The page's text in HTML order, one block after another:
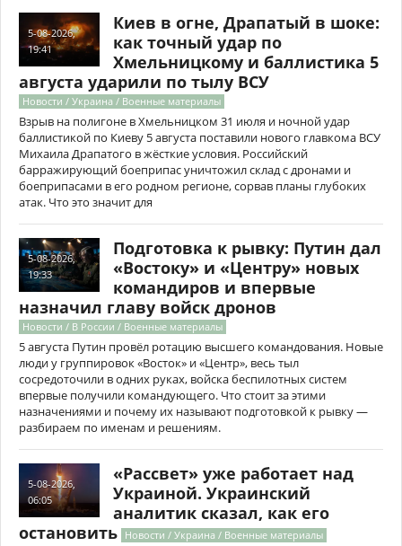
5-08-2026,
19:41
Киев в огне, Драпатый в шоке:
как точный удар по
Хмельницкому и баллистика 5
августа ударили по тылу ВСУ
Новости / Украина / Военные материалы
Взрыв на полигоне в Хмельницком 31 июля и ночной удар
баллистикой по Киеву 5 августа поставили нового главкома ВСУ
Михаила Драпатого в жёсткие условия. Российский
барражирующий боеприпас уничтожил склад с дронами и
боеприпасами в его родном регионе, сорвав планы глубоких
атак. Что это значит для
5-08-2026,
19:33
Подготовка к рывку: Путин дал
«Востоку» и «Центру» новых
командиров и впервые
назначил главу войск дронов
Новости / В России / Военные материалы
5 августа Путин провёл ротацию высшего командования. Новые
люди у группировок «Восток» и «Центр», весь тыл
сосредоточили в одних руках, войска беспилотных систем
впервые получили командующего. Что стоит за этими
назначениями и почему их называют подготовкой к рывку —
разбираем по именам и решениям.
5-08-2026,
06:05
«Рассвет» уже работает над
Украиной. Украинский
аналитик сказал, как его
остановить Новости / Украина / Военные материалы